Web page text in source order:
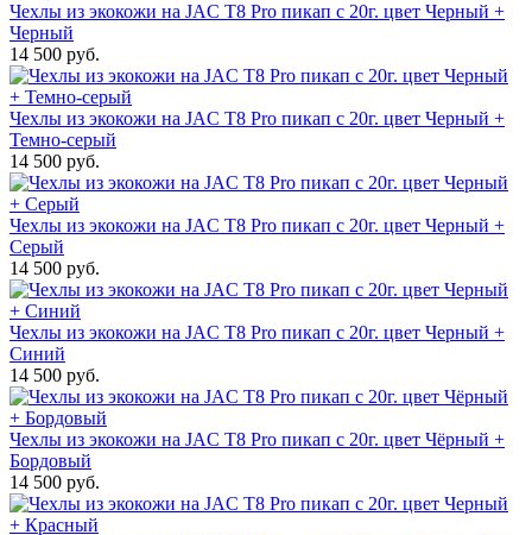
Чехлы из экокожи на JAC T8 Pro пикап с 20г. цвет Черный +
Черный
14 500 руб.
Чехлы из экокожи на JAC T8 Pro пикап с 20г. цвет Черный +
Темно-серый
14 500 руб.
Чехлы из экокожи на JAC T8 Pro пикап с 20г. цвет Черный +
Серый
14 500 руб.
Чехлы из экокожи на JAC T8 Pro пикап с 20г. цвет Черный +
Синий
14 500 руб.
Чехлы из экокожи на JAC T8 Pro пикап с 20г. цвет Чёрный +
Бордовый
14 500 руб.